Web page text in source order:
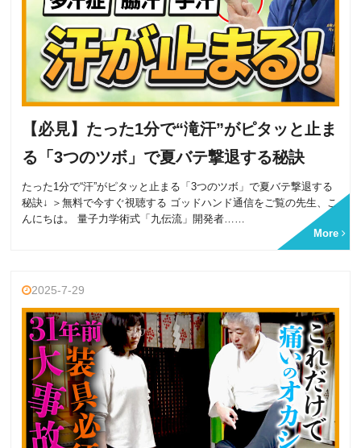
【必見】たった1分で“滝汗”がピタッと止ま
る「3つのツボ」で夏バテ撃退する秘訣
たった1分で“汗”がピタッと止まる「3つのツボ」で夏バテ撃退する
秘訣↓ ＞無料で今すぐ視聴する ゴッドハンド通信をご覧の先生、こ
んにちは。 量子力学術式「九伝流」開発者……
More
2025-7-29